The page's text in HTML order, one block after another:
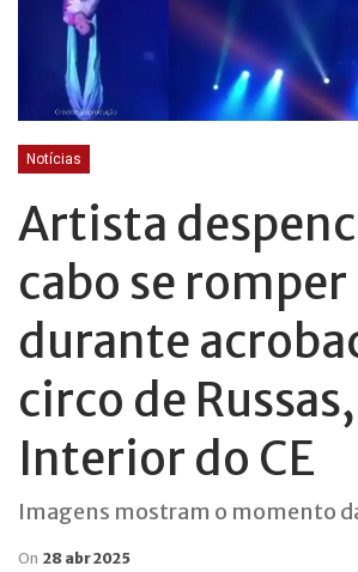
Notícias
Artista
cabo se romper
durante
circo de
Interior do CE
Imagens mostram o momento
On 28 abr 2025